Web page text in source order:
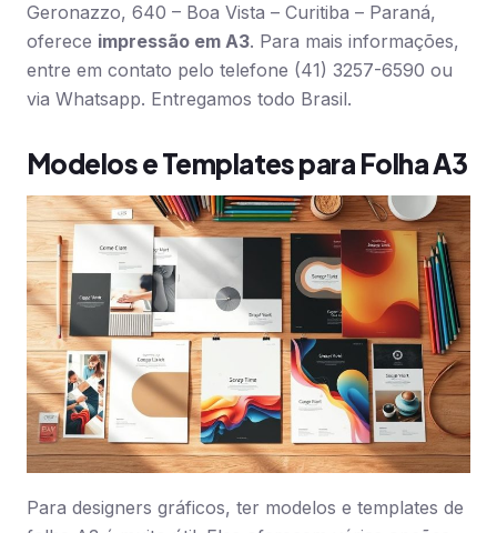
Geronazzo, 640 – Boa Vista – Curitiba – Paraná,
oferece impressão em A3. Para mais informações,
entre em contato pelo telefone (41) 3257-6590 ou
via Whatsapp. Entregamos todo Brasil.
Modelos e Templates para Folha A3
Para designers gráficos, ter modelos e templates de